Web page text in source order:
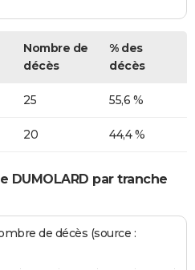
Nombre de
décès
% des
décès
25 55,6 %
20 44,4 %
DUMOLARD par tranche
de décès (source :